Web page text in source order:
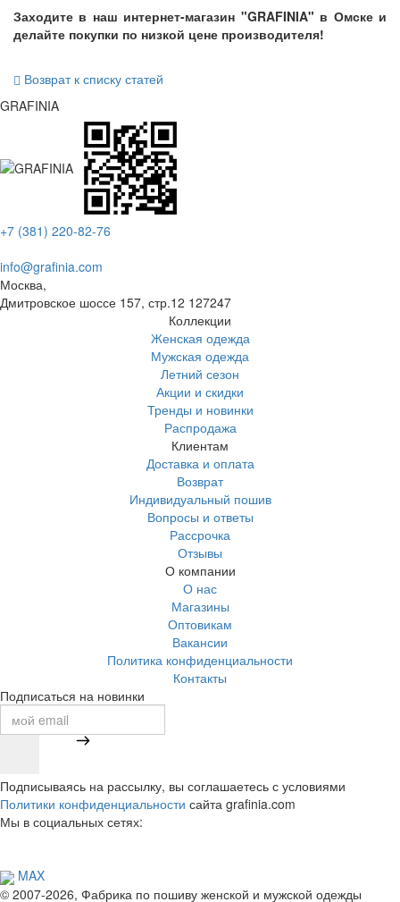
Заходите в наш интернет-магазин "GRAFINIA" в Омскеи
делайте покупки по низкой цене производителя!
Возврат к списку статей
GRAFINIA
+7 (381) 220-82-76
info@grafinia.com
Москва,
Дмитровское шоссе 157, стр.12 127247
Коллекции
Женская одежда
Мужская одежда
Летний сезон
Акции и скидки
Тренды и новинки
Распродажа
Клиентам
Доставка и оплата
Возврат
Индивидуальный пошив
Вопросы и ответы
Рассрочка
Отзывы
О компании
О нас
Магазины
Оптовикам
Вакансии
Политика конфиденциальности
Контакты
Подписаться на новинки
Подписываясь на рассылку, вы соглашаетесь с условиями
Политики конфиденциальности сайта grafinia.com
Мы в социальных сетях:
MAX
© 2007-2026, Фабрика по пошиву женской и мужской одежды